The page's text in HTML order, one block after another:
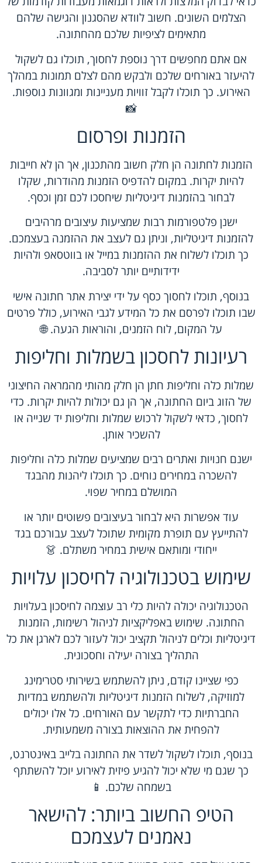
הצלמים השונים. חשוב לוודא שהסגנון והגישה שלהם
מתאימים לציפיות שלכם מהחתונה.
אם אתם מחפשים דרך נוספת לחסוך, תוכלו גם לשקול
להיעזר באורחים שלכם ולבקש מהם לצלם תמונות במהלך
האירוע. כך תוכלו לקבל זוויות מעניינות ומגוונות נוספות.
📸
הזמנות ופרסום
הזמנות לחתונה הן חלק חשוב מהתכנון, אך הן לא חייבות
להיות יקרות. במקום להדפיס הזמנות מהודרות, שקלו
לבחור בהזמנות דיגיטליות שיחסכו לכם זמן וכסף.
ישנן פלטפורמות רבות שמציעות עיצובים מרהיבים
להזמנות דיגיטליות, וניתן גם לעצב את ההזמנה בעצמכם.
כך תוכלו לשלוח את ההזמנות במייל או בווטסאפ ולהיות
ידידותיים יותר לסביבה.
בנוסף, תוכלו לחסוך כסף על ידי יצירת אתר חתונה אישי
שבו תוכלו לפרסם את כל המידע לגבי האירוע, כולל פרטים
על המקום, לוח הזמנים, והוראות הגעה. 🌐
רעיונות לחסכון בשמלות וחליפות
שמלות כלה וחליפות חתן הן חלק מהותי מהמראה החיצוני
של הזוג ביום החתונה, אך הן גם יכולות להיות יקרות. כדי
לחסוך, כדאי לשקול לרכוש שמלות וחליפות יד שנייה או
להשכיר אותן.
ישנם חנויות ואתרים רבים שמציעים שמלות כלה וחליפות
להשכרה במחירים נוחים. כך תוכלו ליהנות מהבגד
המושלם במחיר שפוי.
עוד אפשרות היא לבחור בעיצובים פשוטים יותר או
להתייעץ עם תופרת מקומית שתוכל לעצב עבורכם בגד
ייחודי ומותאם אישית במחיר משתלם. 👗
שימוש בטכנולוגיה לחיסכון עלויות
הטכנולוגיה יכולה להיות כלי רב עוצמה לחיסכון בעלויות
החתונה. שימוש באפליקציות לניהול רשימות, הזמנות
דיגיטליות וכלים לניהול תקציב יכול לעזור לכם לארגן את כל
התהליך בצורה יעילה וחסכונית.
כפי שציינו קודם, ניתן להשתמש בשירותי סטרימינג
למוזיקה, לשלוח הזמנות דיגיטליות ולהשתמש במדיות
החברתיות כדי לתקשר עם האורחים. כל אלו יכולים
להפחית את ההוצאות בצורה משמעותית.
בנוסף, תוכלו לשקול לשדר את החתונה בלייב באינטרנט,
כך שגם מי שלא יכול להגיע פיזית לאירוע יוכל להשתתף
בשמחה שלכם. 📱
הטיפ החשוב ביותר: להישאר
נאמנים לעצמכם